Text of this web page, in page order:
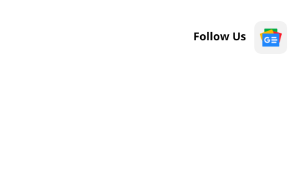
Follow Us